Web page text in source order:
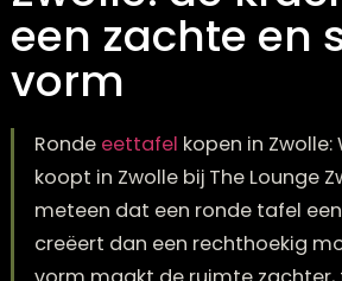
Zwolle: de
een zachte
vorm
Ronde eettafelkopen in
koopt in Zwolle bij The